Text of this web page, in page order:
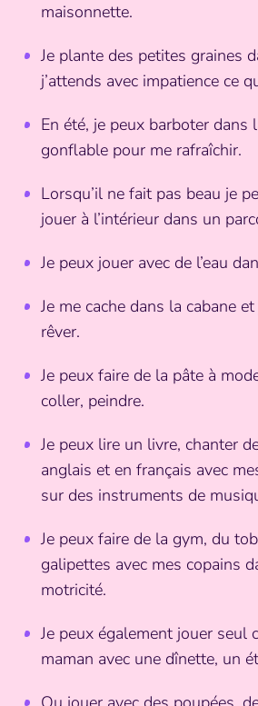
maisonnette.
Je plante des petites graines
j’attends avec impatience ce
En été, je peux barboter dans
gonflable pour me rafraîchir.
Lorsqu’il ne fait pas beau je
jouer à l’intérieur dans un
Je peux jouer avec de l’eau
Je me cache dans la cabane
rêver.
Je peux faire de la pâte à
coller, peindre.
Je peux lire un livre, chanter
anglais et en français avec
sur des instruments de
Je peux faire de la gym, du
galipettes avec mes copains
motricité.
Je peux également jouer seul
maman avec une dînette, un